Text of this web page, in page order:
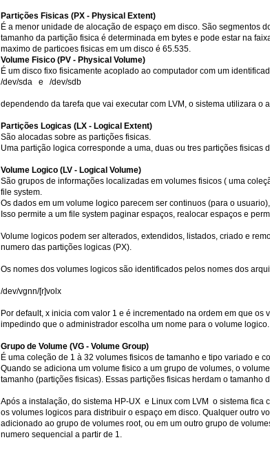
Partições Fisicas (PX - Physical Extent)
É a menor unidade de alocação de espaço em disco. São segmentos
tamanho da partição fisica é determinada em bytes e pode estar na
maximo de particoes fisicas em um disco é 65.535.
Volume Fisico (PV - Physical Volume)
É um disco fixo fisicamente acoplado ao computador com um
/dev/sda e /dev/sdb
dependendo da tarefa que vai executar com LVM, o sistema utilizara o
Partições Logicas (LX - Logical Extent)
São alocadas sobre as partições fisicas.
Uma partição logica corresponde a uma, duas ou tres partições
Volume Logico (LV - Logical Volume)
São grupos de informações localizadas em volumes fisicos ( uma
file system.
Os dados em um volume logico parecem ser continuos (para o
Isso permite a um file system paginar espaços, realocar espaços e
Volume logicos podem ser alterados, extendidos, listados, criado e
numero das partições logicas (PX).
Os nomes dos volumes logicos são identificados pelos nomes dos
/dev/vgnn/[r]volx
Por default, x inicia com valor 1 e é incrementado na ordem em que
impedindo que o administrador escolha um nome para o volume logico.
Grupo de Volume (VG - Volume Group)
É uma coleção de 1 à 32 volumes fisicos de tamanho e tipo variado e
Quando se adiciona um volume fisico a um grupo de volumes, o
tamanho (partições fisicas). Essas partições fisicas herdam o tamanho
Após a instalação, do sistema HP-UX e Linux com LVM o sistema fica
os volumes logicos para distribuir o espaço em disco. Qualquer outro
adicionado ao grupo de volumes root, ou em um outro grupo de
numero sequencial a partir de 1.